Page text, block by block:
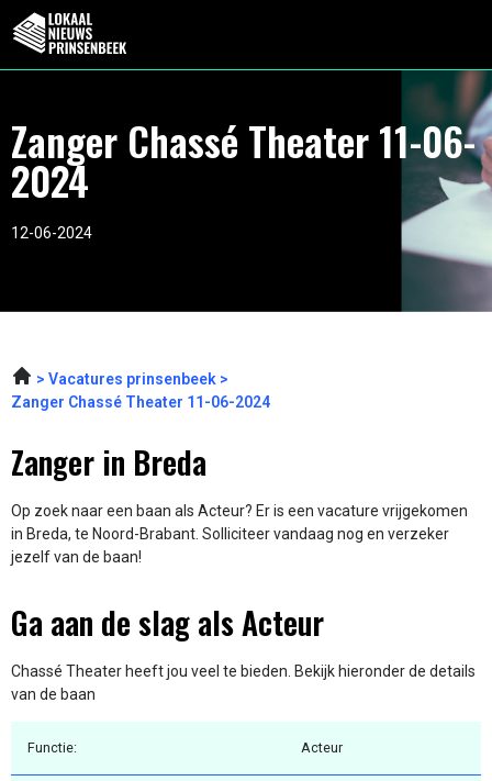
Zanger Chassé Theater 11-06-
2024
12-06-2024
Vacatures prinsenbeek
Zanger Chassé Theater 11-06-2024
Zanger in Breda
Op zoek naar een baan als Acteur? Er is een vacature vrijgekomen
in Breda, te Noord-Brabant. Solliciteer vandaag nog en verzeker
jezelf van de baan!
Ga aan de slag als Acteur
Chassé Theater heeft jou veel te bieden. Bekijk hieronder de details
van de baan
Functie: Acteur